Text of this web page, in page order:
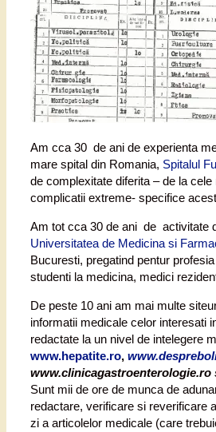
Am cca 30 de ani de experienta
mare spital din Romania, Spitalul
de complexitate diferita – de la
complicatii extreme- specifice
Am tot cca 30 de ani de activitate
Universitatea de Medicina si
Bucuresti, pregatind pentur
studenti la medicina, medici
De peste 10 ani am mai multe
informatii medicale celor interesati
redactate la un nivel de intelegere
www.hepatite.ro,
www.clinicagastroenterologie.ro
Sunt mii de ore de munca de
redactare, verificare si reverificare
zi a articolelor medicale (care